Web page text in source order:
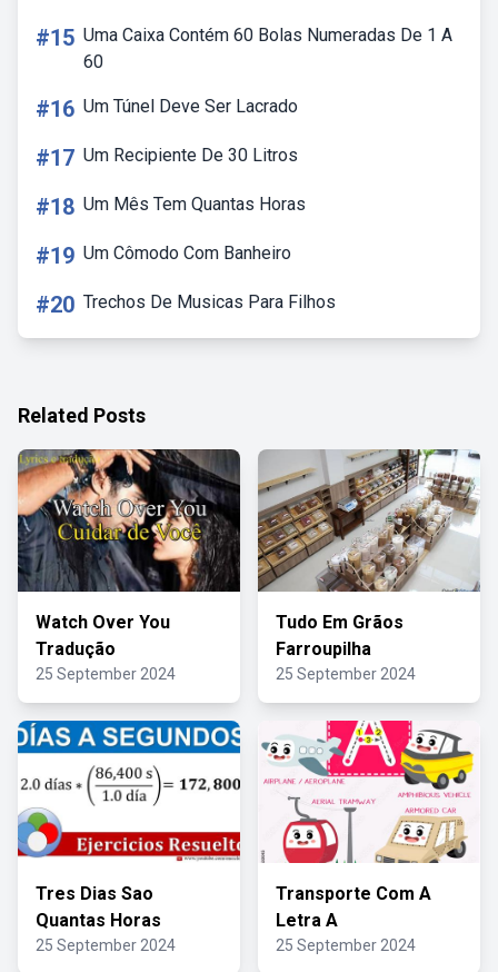
#15 Uma Caixa Contém 60 Bolas Numeradas De 1 A
60
#16 Um Túnel Deve Ser Lacrado
#17 Um Recipiente De 30 Litros
#18 Um Mês Tem Quantas Horas
#19 Um Cômodo Com Banheiro
#20 Trechos De Musicas Para Filhos
Related Posts
Watch Over You
Tradução
25 September 2024
Tudo Em Grãos
Farroupilha
25 September 2024
Tres Dias Sao
Quantas Horas
25 September 2024
Transporte Com A
Letra A
25 September 2024